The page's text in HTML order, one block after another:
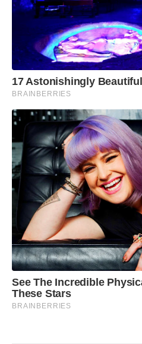
17 Astonishingly
BRAINBERRIES
See The Incredible
These Stars
BRAINBERRIES